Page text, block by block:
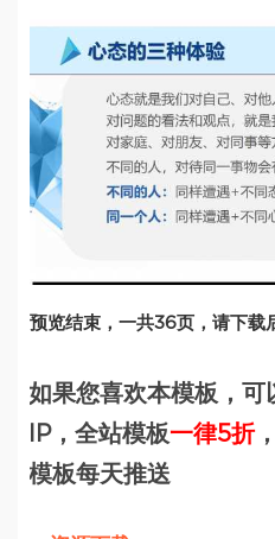
预览结束，一共36页，请下载
如果您喜欢本模板，可
IP，全站模板一律5折
模板每天推送